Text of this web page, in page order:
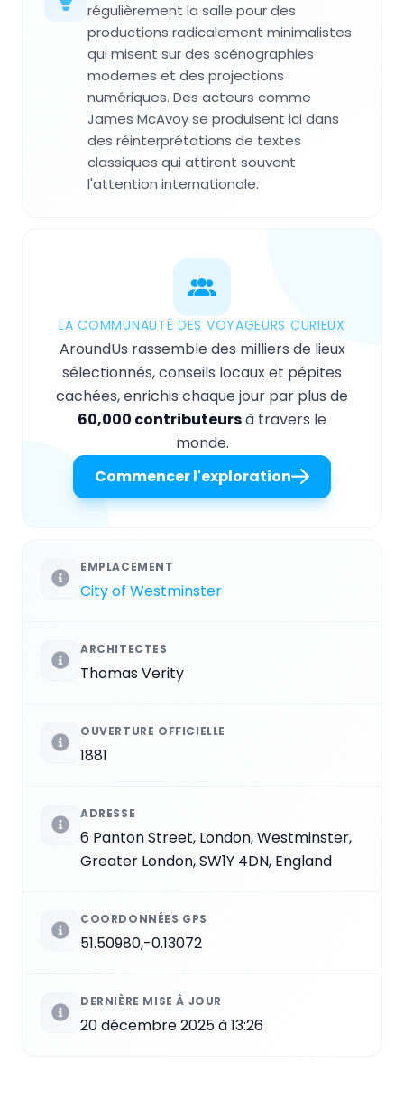
régulièrement la salle pour des
productions radicalement minimalistes
qui misent sur des scénographies
modernes et des projections
numériques. Des acteurs comme
James McAvoy se produisent ici dans
des réinterprétations de textes
classiques qui attirent souvent
l'attention internationale.
LA COMMUNAUTÉ DES VOYAGEURS CURIEUX
AroundUs rassemble des milliers de lieux
sélectionnés, conseils locaux et pépites
cachées, enrichis chaque jour par plus de
60,000 contributeursà travers le
monde.
Commencer l'exploration
EMPLACEMENT
City of Westminster
ARCHITECTES
Thomas Verity
OUVERTURE OFFICIELLE
1881
ADRESSE
6 Panton Street, London, Westminster,
Greater London, SW1Y 4DN, England
COORDONNÉES GPS
51.50980,-0.13072
DERNIÈRE MISE À JOUR
20 décembre 2025 à 13:26